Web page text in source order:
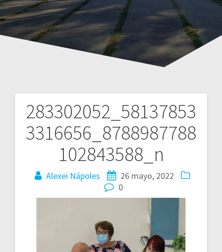
283302052_58137853
3316656_8788987788
102843588_n
Alexei Nápoles
26 mayo, 2022
0
Navegación
de
entradas